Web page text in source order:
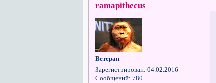
ramapithecus
Ветеран
Зарегистрирован: 04.02.2016
Сообщений: 780